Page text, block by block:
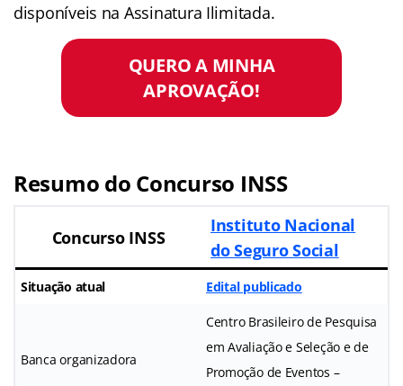
disponíveis na Assinatura Ilimitada.
QUERO A MINHA
APROVAÇÃO!
Resumo do Concurso INSS
Concurso INSS
Instituto Nacional
do Seguro Social
Situação atual Edital publicado
Banca organizadora
Centro Brasileiro de Pesquisa
em Avaliação e Seleção e de
Promoção de Eventos –